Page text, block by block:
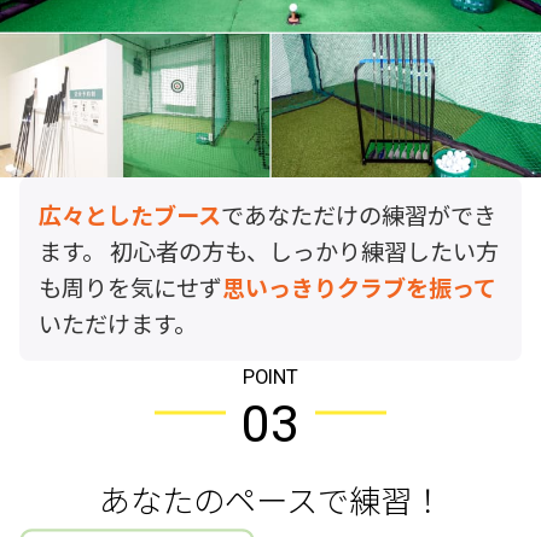
広々としたブースであなただけの練習ができ
ます。 初心者の方も、しっかり練習したい方
も周りを気にせず思いっきりクラブを振って
いただけます。
POINT
03
あなたのペースで練習！